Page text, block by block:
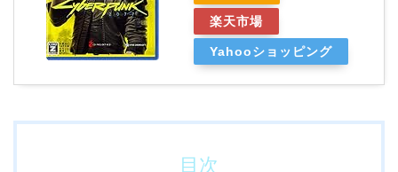
楽天市場
Yahooショッピング
目次